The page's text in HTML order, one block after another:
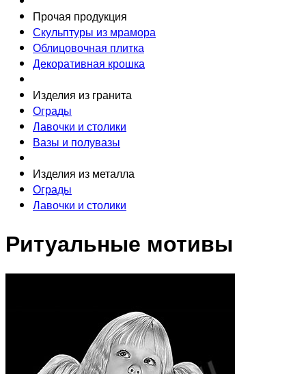
Прочая продукция
Скульптуры из мрамора
Облицовочная плитка
Декоративная крошка
Изделия из гранита
Ограды
Лавочки и столики
Вазы и полувазы
Изделия из металла
Ограды
Лавочки и столики
Ритуальные мотивы